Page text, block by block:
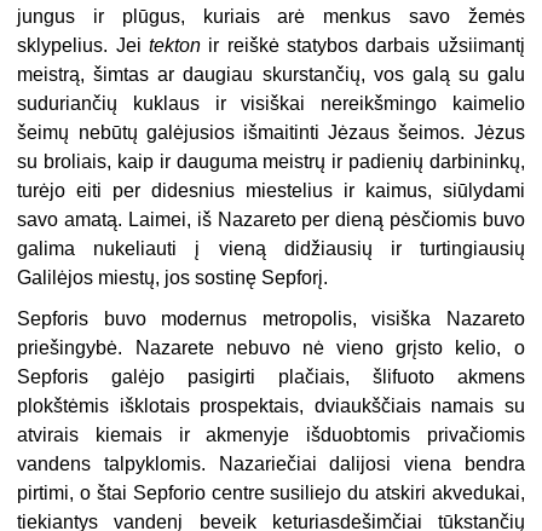
jungus ir plūgus, kuriais arė menkus savo žemės
sklypelius. Jeitekton ir reiškė statybos darbais užsiimantį
meistrą, šimtas ar daugiau skurstančių, vos galą su galu
suduriančių kuklaus ir visiškai nereikšmingo kaimelio
šeimų nebūtų galėjusios išmaitinti Jėzaus šeimos. Jėzus
su broliais, kaip ir dauguma meistrų ir padienių darbininkų,
turėjo eiti per didesnius miestelius ir kaimus, siūlydami
savo amatą. Laimei, iš Nazareto per dieną pėsčiomis buvo
galima nukeliauti į vieną didžiausių ir turtingiausių
Galilėjos miestų, jos sostinę Sepforį.
Sepforis buvo modernus metropolis, visiška Nazareto
priešingybė. Nazarete nebuvo nė vieno grįsto kelio, o
Sepforis galėjo pasigirti plačiais, šlifuoto akmens
plokštėmis išklotais prospektais, dviaukščiais namais su
atvirais kiemais ir akmenyje išduobtomis privačiomis
vandens talpyklomis. Nazariečiai dalijosi viena bendra
pirtimi, o štai Sepforio centre susiliejo du atskiri akvedukai,
tiekiantys vandenį beveik keturiasdešimčiai tūkstančių